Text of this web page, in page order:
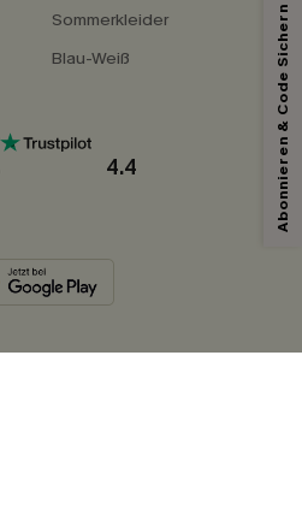
Sommerkleider
Blau-Weiß
4.4 Abonnieren & Code Sichern